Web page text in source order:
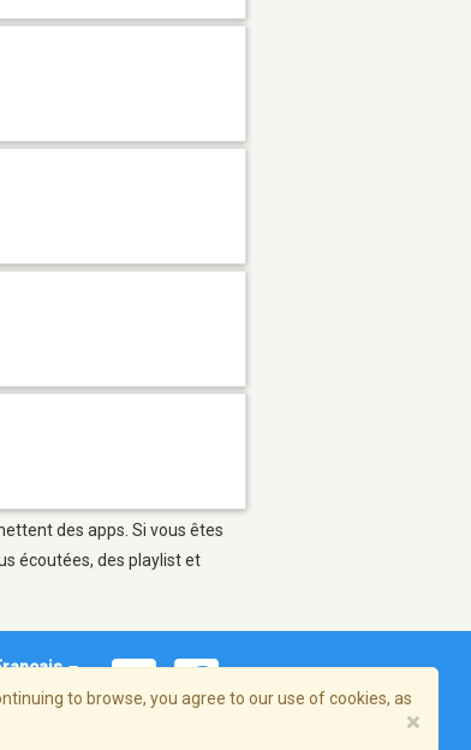
des apps. Si vous êtes
écoutées, des playlist et
to browse, you agree to our use of cookies, as
×